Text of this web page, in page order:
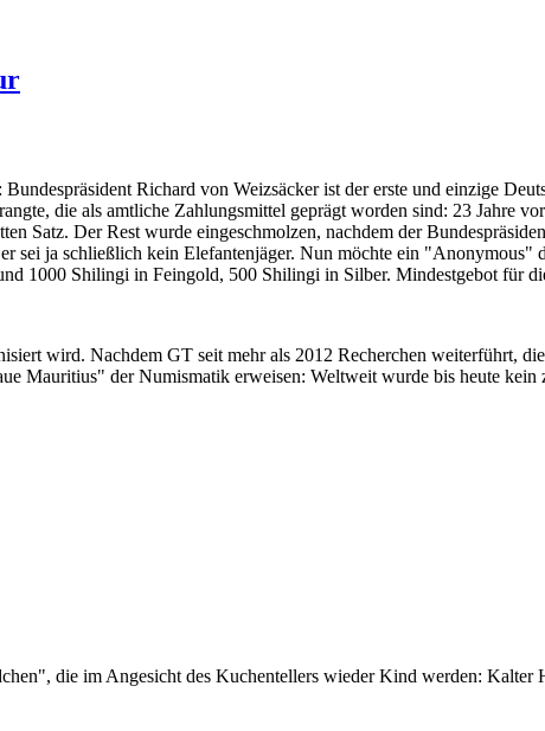
Richard von Weizsäcker ist der erste und einzige
die als amtliche Zahlungsmittel geprägt worden sind: 23 Jahre
Satz. Der Rest wurde eingeschmolzen, nachdem der
sei ja schließlich kein Elefantenjäger. Nun möchte ein
1000 Shilingi in Feingold, 500 Shilingi in Silber. Mindestgebot für
wird. Nachdem GT seit mehr als 2012 Recherchen weiterführt,
Mauritius" der Numismatik erweisen: Weltweit wurde bis heute
die im Angesicht des Kuchentellers wieder Kind werden: Kalter